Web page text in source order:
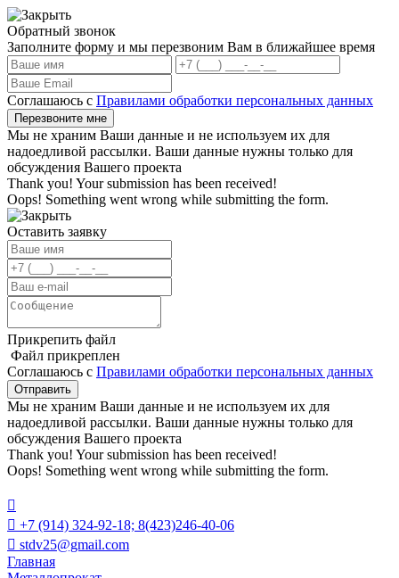
Обратный звонок
Заполните форму и мы перезвоним Вам в ближайшее время
Соглашаюсь с Правилами обработки персональных данных
Мы не храним Ваши данные и не используем их для
надоедливой рассылки. Ваши данные нужны только для
обсуждения Вашего проекта
Thank you! Your submission has been received!
Oops! Something went wrong while submitting the form.
Оставить заявку
Прикрепить файл
Файл прикреплен
Соглашаюсь с Правилами обработки персональных данных
Мы не храним Ваши данные и не используем их для
надоедливой рассылки. Ваши данные нужны только для
обсуждения Вашего проекта
Thank you! Your submission has been received!
Oops! Something went wrong while submitting the form.

 +7 (914) 324-92-18; 8(423)246-40-06
 stdv25@gmail.com
Главная